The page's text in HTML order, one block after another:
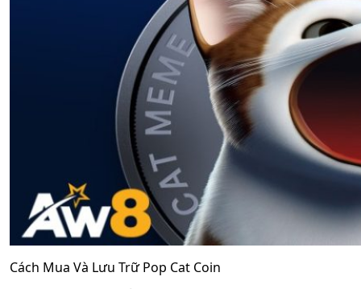
Cách Mua Và Lưu Trữ Pop Cat Coin